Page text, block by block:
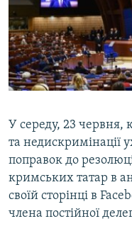
ВІДЕОУРОКИ «ELIFBE»
СВІДЧЕННЯ ОКУПАЦІЇ
УКРАЇНСЬКА ПРОБЛЕМА
ІНФОГРАФІКА
Русский
Qırımtatar
ДОЛУЧАЙСЯ!
Усі сайти RFE/RL
У середу, 23 червня,
та недискримінації
поправок до
кримських татар в
своїй сторінці в
члена постійної